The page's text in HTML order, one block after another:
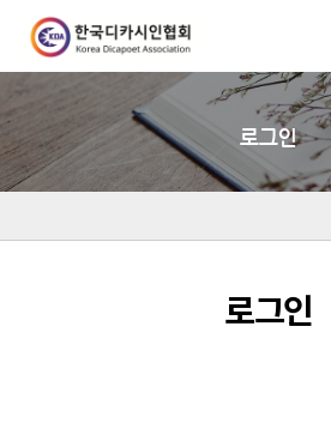
로그인
로그인